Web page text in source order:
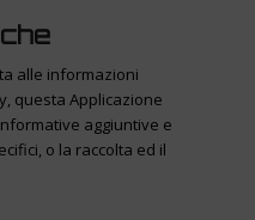
alle informazioni
questa Applicazione
aggiuntive e
o la raccolta ed il